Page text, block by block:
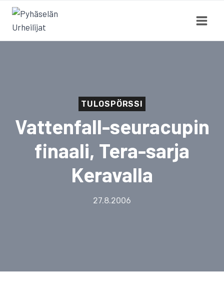
Siirry
sisältöön
TULOSPÖRSSI
Vattenfall-seuracupin
finaali, Tera-sarja
Keravalla
27.8.2006